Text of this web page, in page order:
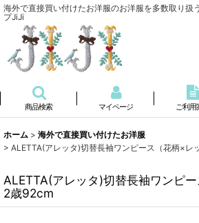
海外で直接買い付けたお洋服のお洋服を多数取り扱
プJiJi
商品検索 マイページ ご利用
ホーム > 海外で直接買い付けたお洋服
> ALETTA(アレッタ)切替長袖ワンピース（花柄×レ
ALETTA(アレッタ)切替長袖ワンピー
2歳92cm